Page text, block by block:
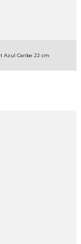
Azul Caribe 22 cm